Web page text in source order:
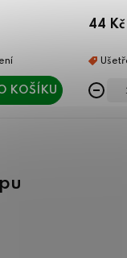
KOŠÍKU
44 Kč